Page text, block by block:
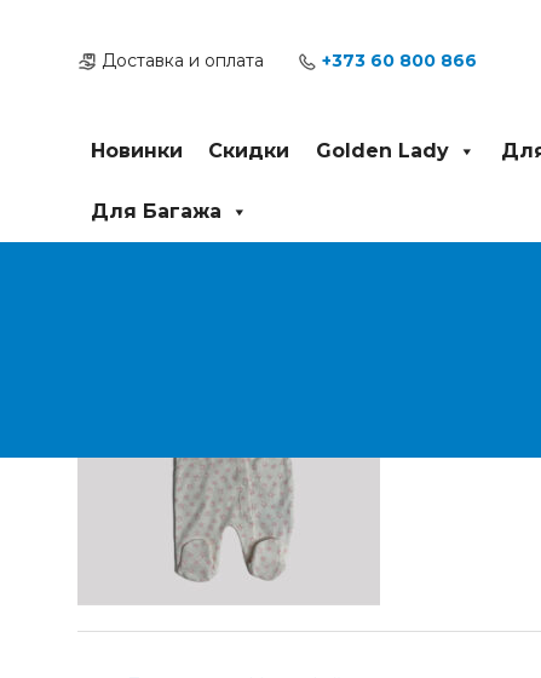
содержимомуДоставка и оплата +373 60 800 866
Новинки Скидки Golden Lady
Для Багажа